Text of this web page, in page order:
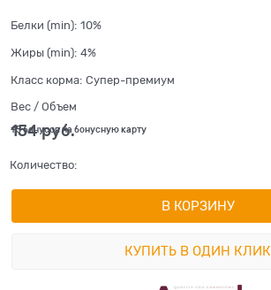
Белки (min): 10%
Жиры (min): 4%
Класс корма: Супер-премиум
Вес / Объем
154 руб.
+5 бонусов на бонусную карту
Количество:
В КОРЗИНУ
КУПИТЬ В ОДИН КЛИК